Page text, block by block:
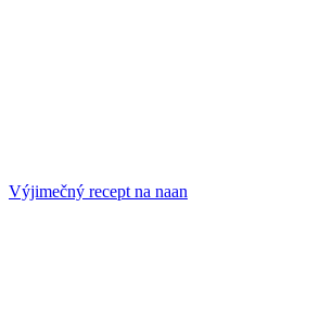
Výjimečný recept na naan